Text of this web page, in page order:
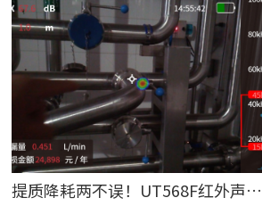
提质降耗两不误！UT568F红外声成像仪破解酿酒车间检漏难题